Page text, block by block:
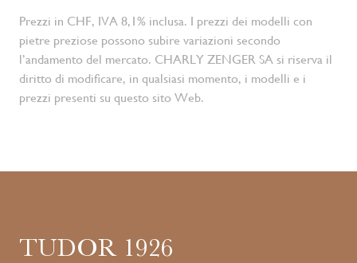
Prezzi in CHF, IVA 8,1% inclusa. I prezzi dei modelli con
pietre preziose possono subire variazioni secondo
l’andamento del mercato. CHARLY ZENGER SA si riserva il
diritto di modificare, in qualsiasi momento, i modelli e i
prezzi presenti su questo sito Web.
TUDOR 1926